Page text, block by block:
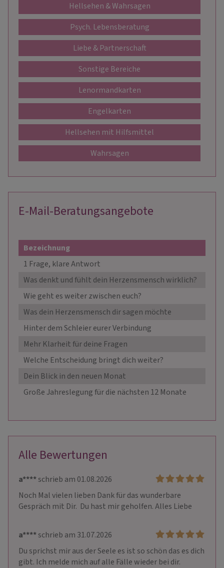
Hellsehen & Wahrsagen
Psych. Lebensberatung
Liebe & Partnerschaft
Sonstige Bereiche
Lenormandkarten
Engelkarten
Hellsehen mit Hilfsmittel
Wahrsagen
E-Mail-Beratungsangebote
Bezeichnung
1 Frage, klare Antwort
Was denkt und fühlt dein Herzensmensch wirklich?
Wie geht es weiter zwischen euch?
Was dein Herzensmensch dir sagen möchte
Hinter dem Schleier eurer Verbindung
Mehr Klarheit für deine Fragen
Welche Entscheidung bringt dich weiter?
Dein Blick in den neuen Monat
Große Jahreslegung für die nächsten 12 Monate
Alle Bewertungen
a****schrieb am 01.08.2026
Noch Mal vielen lieben Dank für das wunderbare
Gespräch mit Dir.  Du hast mir geholfen. Alles Liebe
a****schrieb am 31.07.2026
Du sprichst mir aus der Seele es ist so schön das es dich
gibt. Ich melde mich auf alle Fälle wieder bei dir.